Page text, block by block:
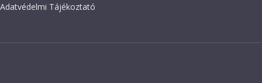
Adatvédelmi Tájékoztató